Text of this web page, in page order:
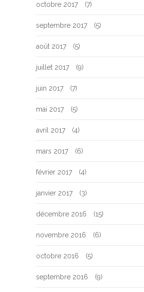
octobre 2017 (7)
septembre 2017 (5)
août 2017 (5)
juillet 2017 (9)
juin 2017 (7)
mai 2017 (5)
avril 2017 (4)
mars 2017 (6)
février 2017 (4)
janvier 2017 (3)
décembre 2016 (15)
novembre 2016 (6)
octobre 2016 (5)
septembre 2016 (9)